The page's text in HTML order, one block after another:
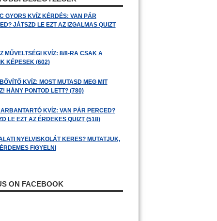
GYORS KVÍZ KÉRDÉS: VAN PÁR
JÁTSZD LE EZT AZ IZGALMAS QUIZT
MŰVELTSÉGI KVÍZ: 8/8-RA CSAK A
KÉPESEK (602)
KVÍZ: MOST MUTASD MEG MIT
HÁNY PONTOD LETT? (780)
KVÍZ: VAN PÁR PERCED?
LE EZT AZ ÉRDEKES QUIZT (518)
NYELVISKOLÁT KERES? MUTATJUK,
FIGYELNI
ON FACEBOOK